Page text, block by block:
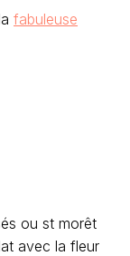
fabuleuse
ou st morêt
avec la fleur